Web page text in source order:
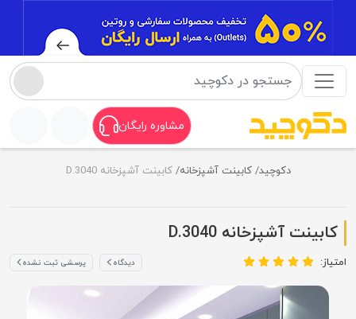
مشاوره رایگان
دکوچید کابینت آشپزخانه کابینت آشپزخانه D.3040
کابینت آشپزخانه D.3040
امتیاز: دیدگاه پرسشی ثبت نشده